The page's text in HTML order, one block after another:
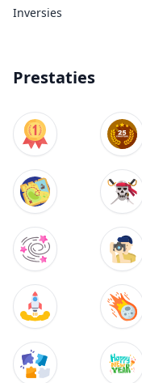
Inversies
Prestaties